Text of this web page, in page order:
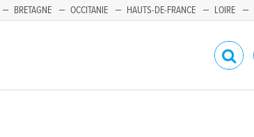
BRETAGNE OCCITANIE HAUTS-DE-FRANCE LOIRE